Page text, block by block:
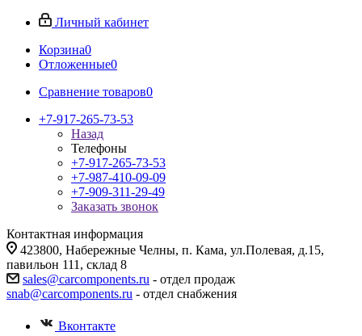
Личный кабинет
Корзина0
Отложенные0
Сравнение товаров0
+7-917-265-73-53
Назад
Телефоны
+7-917-265-73-53
+7-987-410-09-09
+7-909-311-29-49
Заказать звонок
Контактная информация
423800, Набережные Челны, п. Кама, ул.Полевая, д.15,
павильон 111, склад 8
sales@carcomponents.ru - отдел продаж
snab@carcomponents.ru - отдел снабжения
Вконтакте